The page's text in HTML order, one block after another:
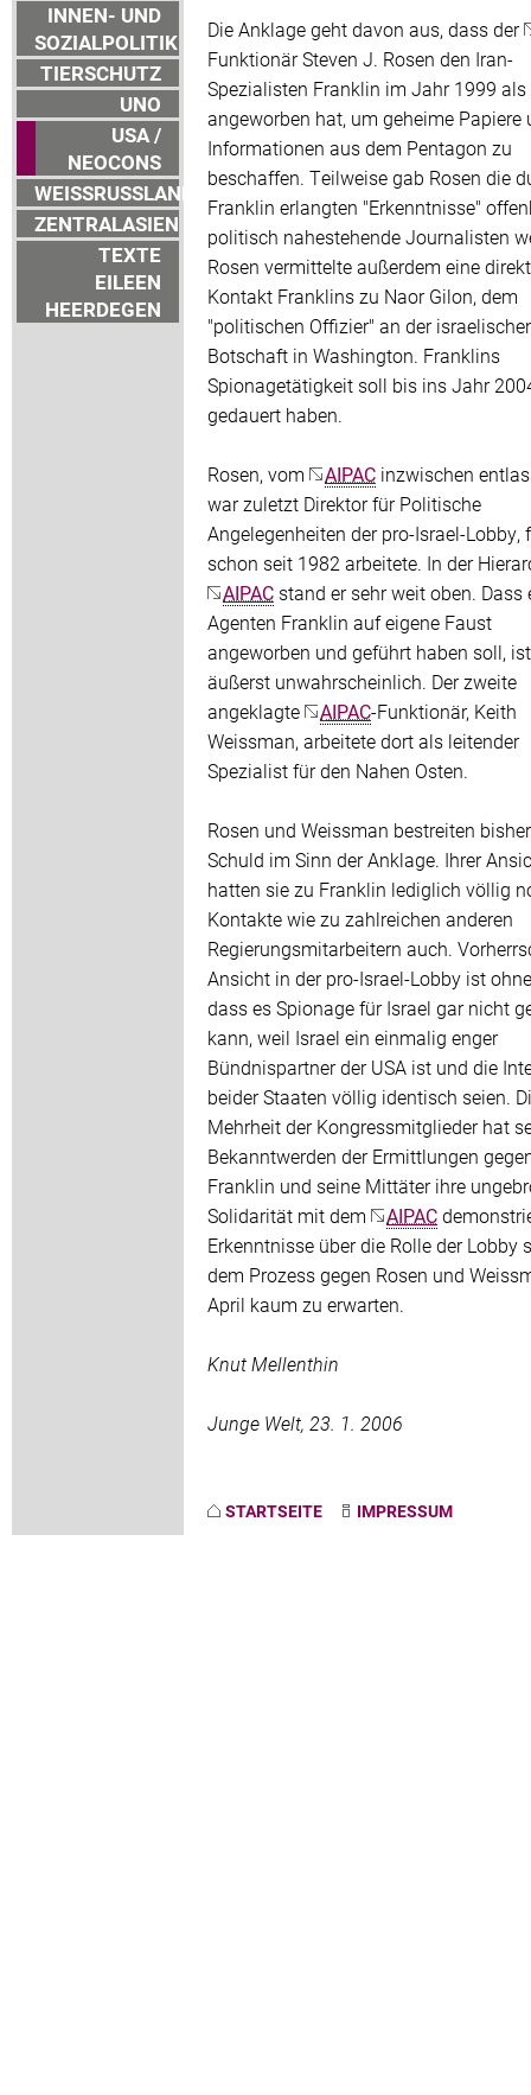
INNEN- UND
SOZIALPOLITIK
TIERSCHUTZ
UNO
USA /
NEOCONS
WEISSRUSSLAND
ZENTRALASIEN
TEXTE
EILEEN
HEERDEGEN
Die Anklage geht davon aus, dass der
Funktionär Steven J. Rosen den Iran-
Spezialisten Franklin im Jahr 1999 als
angeworben hat, um geheime Papiere
Informationen aus dem Pentagon zu
beschaffen. Teilweise gab Rosen die
Franklin erlangten "Erkenntnisse"
politisch nahestehende Journalisten
Rosen vermittelte außerdem eine
Kontakt Franklins zu Naor Gilon, dem
"politischen Offizier" an der
Botschaft in Washington. Franklins
Spionagetätigkeit soll bis ins Jahr
gedauert haben.
Rosen, vom AIPAC inzwischen
war zuletzt Direktor für Politische
Angelegenheiten der pro-Israel-Lobby,
schon seit 1982 arbeitete. In der
AIPAC stand er sehr weit oben. Dass
Agenten Franklin auf eigene Faust
angeworben und geführt haben soll, ist
äußerst unwahrscheinlich. Der zweite
angeklagte
AIPAC-Funktionär, Keith
Weissman, arbeitete dort als leitender
Spezialist für den Nahen Osten.
Rosen und Weissman bestreiten
Schuld im Sinn der Anklage. Ihrer
hatten sie zu Franklin lediglich völlig
Kontakte wie zu zahlreichen anderen
Regierungsmitarbeitern auch.
Ansicht in der pro-Israel-Lobby ist
dass es Spionage für Israel gar nicht
kann, weil Israel ein einmalig enger
Bündnispartner der USA ist und die
beider Staaten völlig identisch seien.
Mehrheit der Kongressmitglieder hat
Bekanntwerden der Ermittlungen
Franklin und seine Mittäter ihre
Solidarität mit dem
AIPAC
Erkenntnisse über die Rolle der Lobby
dem Prozess gegen Rosen und
April kaum zu erwarten.
Knut Mellenthin
Junge Welt, 23. 1. 2006
STARTSEITE IMPRESSUM